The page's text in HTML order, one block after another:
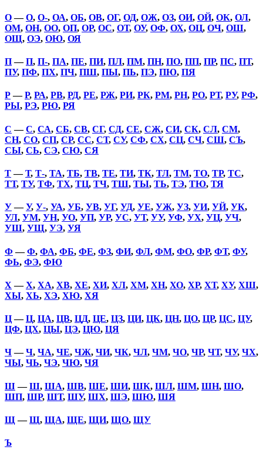
О—О, О-, ОА, ОБ, ОВ, ОГ, ОД, ОЖ, ОЗ, ОИ, ОЙ, ОК, ОЛ,
ОМ, ОН, ОО, ОП, ОР, ОС, ОТ, ОУ, ОФ, ОХ, ОЦ, ОЧ, ОШ,
ОЩ, ОЭ, ОЮ, ОЯ
П—П, П-, ПА, ПЕ, ПИ, ПЛ, ПМ, ПН, ПО, ПП, ПР, ПС, ПТ,
ПУ, ПФ, ПХ, ПЧ, ПШ, ПЫ, ПЬ, ПЭ, ПЮ, ПЯ
Р—Р, РА, РВ, РД, РЕ, РЖ, РИ, РК, РМ, РН, РО, РТ, РУ, РФ,
РЫ, РЭ, РЮ, РЯ
С —С, СА, СБ, СВ, СГ, СД, СЕ, СЖ, СИ, СК, СЛ, СМ,
СН, СО, СП, СР, СС, СТ, СУ, СФ, СХ, СЦ, СЧ, СШ, СЪ,
СЫ, СЬ, СЭ, СЮ, СЯ
Т—Т, Т-, ТА, ТБ, ТВ, ТЕ, ТИ, ТК, ТЛ, ТМ, ТО, ТР, ТС,
ТТ, ТУ, ТФ, ТХ, ТЦ, ТЧ, ТШ, ТЫ, ТЬ, ТЭ, ТЮ, ТЯ
У—У, У-, УА, УБ, УВ, УГ, УД, УЕ, УЖ, УЗ, УИ, УЙ, УК,
УЛ, УМ, УН, УО, УП, УР, УС, УТ, УУ, УФ, УХ, УЦ, УЧ,
УШ, УЩ, УЭ, УЯ
Ф —Ф, ФА, ФБ, ФЕ, ФЗ, ФИ, ФЛ, ФМ, ФО, ФР, ФТ, ФУ,
ФЬ, ФЭ, ФЮ
Х —Х, ХА, ХВ, ХЕ, ХИ, ХЛ, ХМ, ХН, ХО, ХР, ХТ, ХУ, ХШ,
ХЫ, ХЬ, ХЭ, ХЮ, ХЯ
Ц—Ц, ЦА, ЦВ, ЦД, ЦЕ, ЦЗ, ЦИ, ЦК, ЦН, ЦО, ЦР, ЦС, ЦУ,
ЦФ, ЦХ, ЦЫ, ЦЭ, ЦЮ, ЦЯ
Ч—Ч, ЧА, ЧЕ, ЧЖ, ЧИ, ЧК, ЧЛ, ЧМ, ЧО, ЧР, ЧТ, ЧУ, ЧХ,
ЧЫ, ЧЬ, ЧЭ, ЧЮ, ЧЯ
Ш—Ш, ША, ШВ, ШЕ, ШИ, ШК, ШЛ, ШМ, ШН, ШО,
ШП, ШР, ШТ, ШУ, ШХ, ШЭ, ШЮ, ШЯ
Щ —Щ, ЩА, ЩЕ, ЩИ, ЩО, ЩУ
Ъ